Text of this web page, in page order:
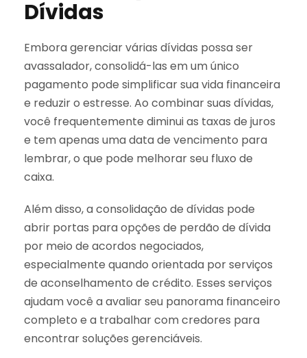
Dívidas
Embora gerenciar várias dívidas possa ser
avassalador, consolidá-las em um único
pagamento pode simplificar sua vida financeira
e reduzir o estresse. Ao combinar suas dívidas,
você frequentemente diminui as taxas de juros
e tem apenas uma data de vencimento para
lembrar, o que pode melhorar seu fluxo de
caixa.
Além disso, a consolidação de dívidas pode
abrir portas para opções de perdão de dívida
por meio de acordos negociados,
especialmente quando orientada por serviços
de aconselhamento de crédito. Esses serviços
ajudam você a avaliar seu panorama financeiro
completo e a trabalhar com credores para
encontrar soluções gerenciáveis.